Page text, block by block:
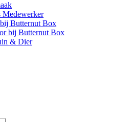
Medewerker
Butternut Box
bij Butternut Box
& Dier